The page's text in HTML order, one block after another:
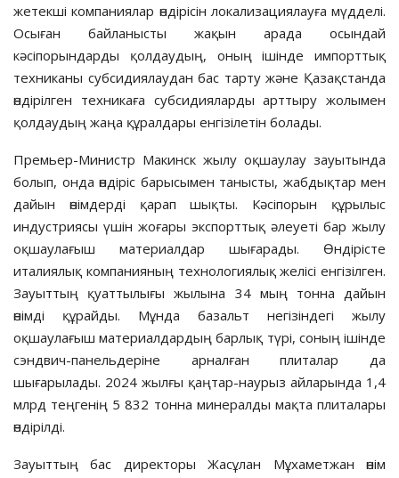
жетекші компаниялар өндірісін локализациялауға мүдделі.
Осыған байланысты жақын арада осындай
кәсіпорындарды қолдаудың, оның ішінде импорттық
техниканы субсидиялаудан бас тарту және Қазақстанда
өндірілген техникаға субсидияларды арттыру жолымен
қолдаудың жаңа құралдары енгізілетін болады.
Премьер-Министр Макинск жылу оқшаулау зауытында
болып, онда өндіріс барысымен танысты, жабдықтар мен
дайын өнімдерді қарап шықты. Кәсіпорын құрылыс
индустриясы үшін жоғары экспорттық әлеуеті бар жылу
оқшаулағыш материалдар шығарады. Өндірісте
италиялық компанияның технологиялық желісі енгізілген.
Зауыттың қуаттылығы жылына 34 мың тонна дайын
өнімді құрайды. Мұнда базальт негізіндегі жылу
оқшаулағыш материалдардың барлық түрі, соның ішінде
сэндвич-панельдеріне арналған плиталар да
шығарылады. 2024 жылғы қаңтар-наурыз айларында 1,4
млрд теңгенің 5 832 тонна минералды мақта плиталары
өндірілді.
Зауыттың бас директоры Жасұлан Мұхаметжан өнім